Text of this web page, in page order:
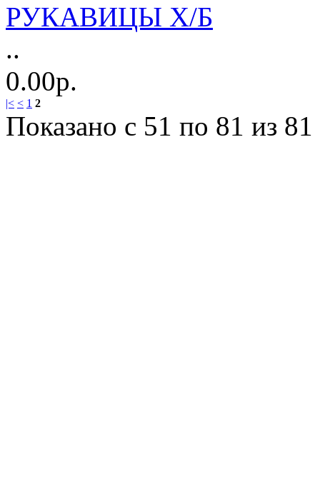
РУКАВИЦЫ Х/Б
..
0.00р.
|< < 1 2
Показано с 51 по 81 из 81